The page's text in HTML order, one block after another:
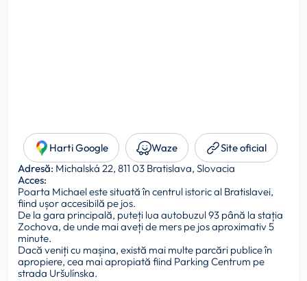
Harti Google Waze
Site oficial
Adresă: Michalská 22, 811 03 Bratislava, Slovacia
Acces:
Poarta Michael este situată în centrul istoric al Bratislavei,
fiind ușor accesibilă pe jos.
De la gara principală, puteți lua autobuzul 93 până la stația
Zochova, de unde mai aveți de mers pe jos aproximativ 5
minute.
Dacă veniți cu mașina, există mai multe parcări publice în
apropiere, cea mai apropiată fiind Parking Centrum pe
strada Uršulínska.